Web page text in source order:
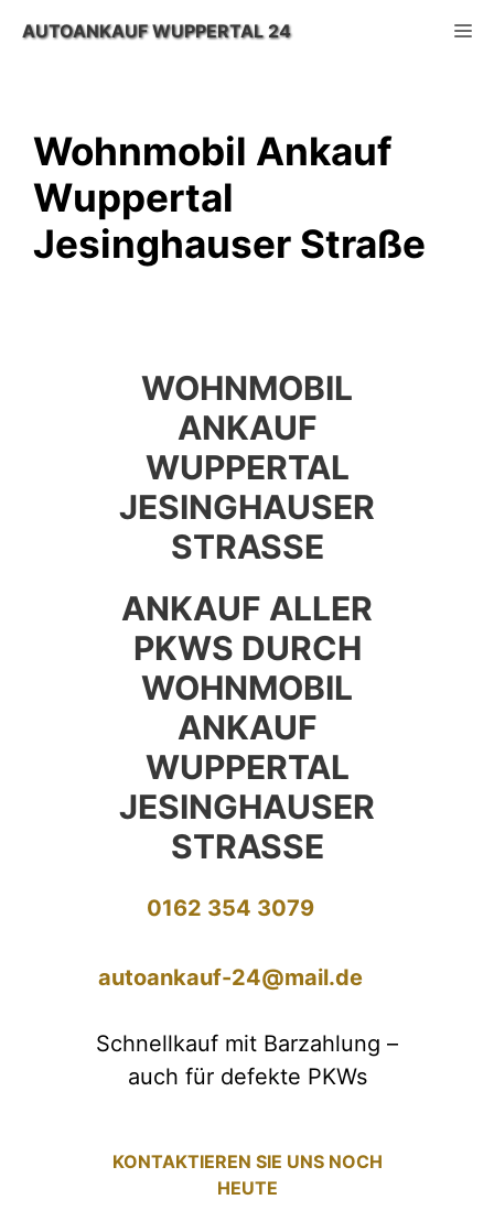
InhaltAUTOANKAUF WUPPERTAL 24
Wohnmobil Ankauf
Wuppertal
Jesinghauser Straße
WOHNMOBIL
ANKAUF
WUPPERTAL
JESINGHAUSER
STRASSE
ANKAUF ALLER
PKWS DURCH
WOHNMOBIL
ANKAUF
WUPPERTAL
JESINGHAUSER
STRASSE
0162 354 3079
autoankauf-24@mail.de
Schnellkauf mit Barzahlung –
auch für defekte PKWs
KONTAKTIEREN SIE UNS NOCH
HEUTE